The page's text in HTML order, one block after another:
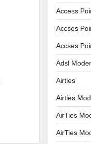
Access
Accses
Accses
Adsl
Airties
Airties
AirTies
AirTies